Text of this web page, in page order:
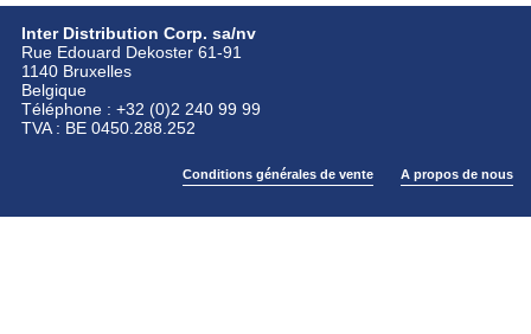
Inter Distribution Corp. sa/nv
Rue Edouard Dekoster 61-91
1140 Bruxelles
Belgique
Téléphone : +32 (0)2 240 99 99
TVA : BE 0450.288.252
Conditions générales de vente A propos de nous